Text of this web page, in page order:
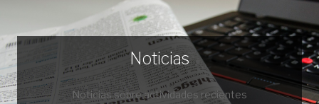
Noticias
Noticias sobre actividades recientes